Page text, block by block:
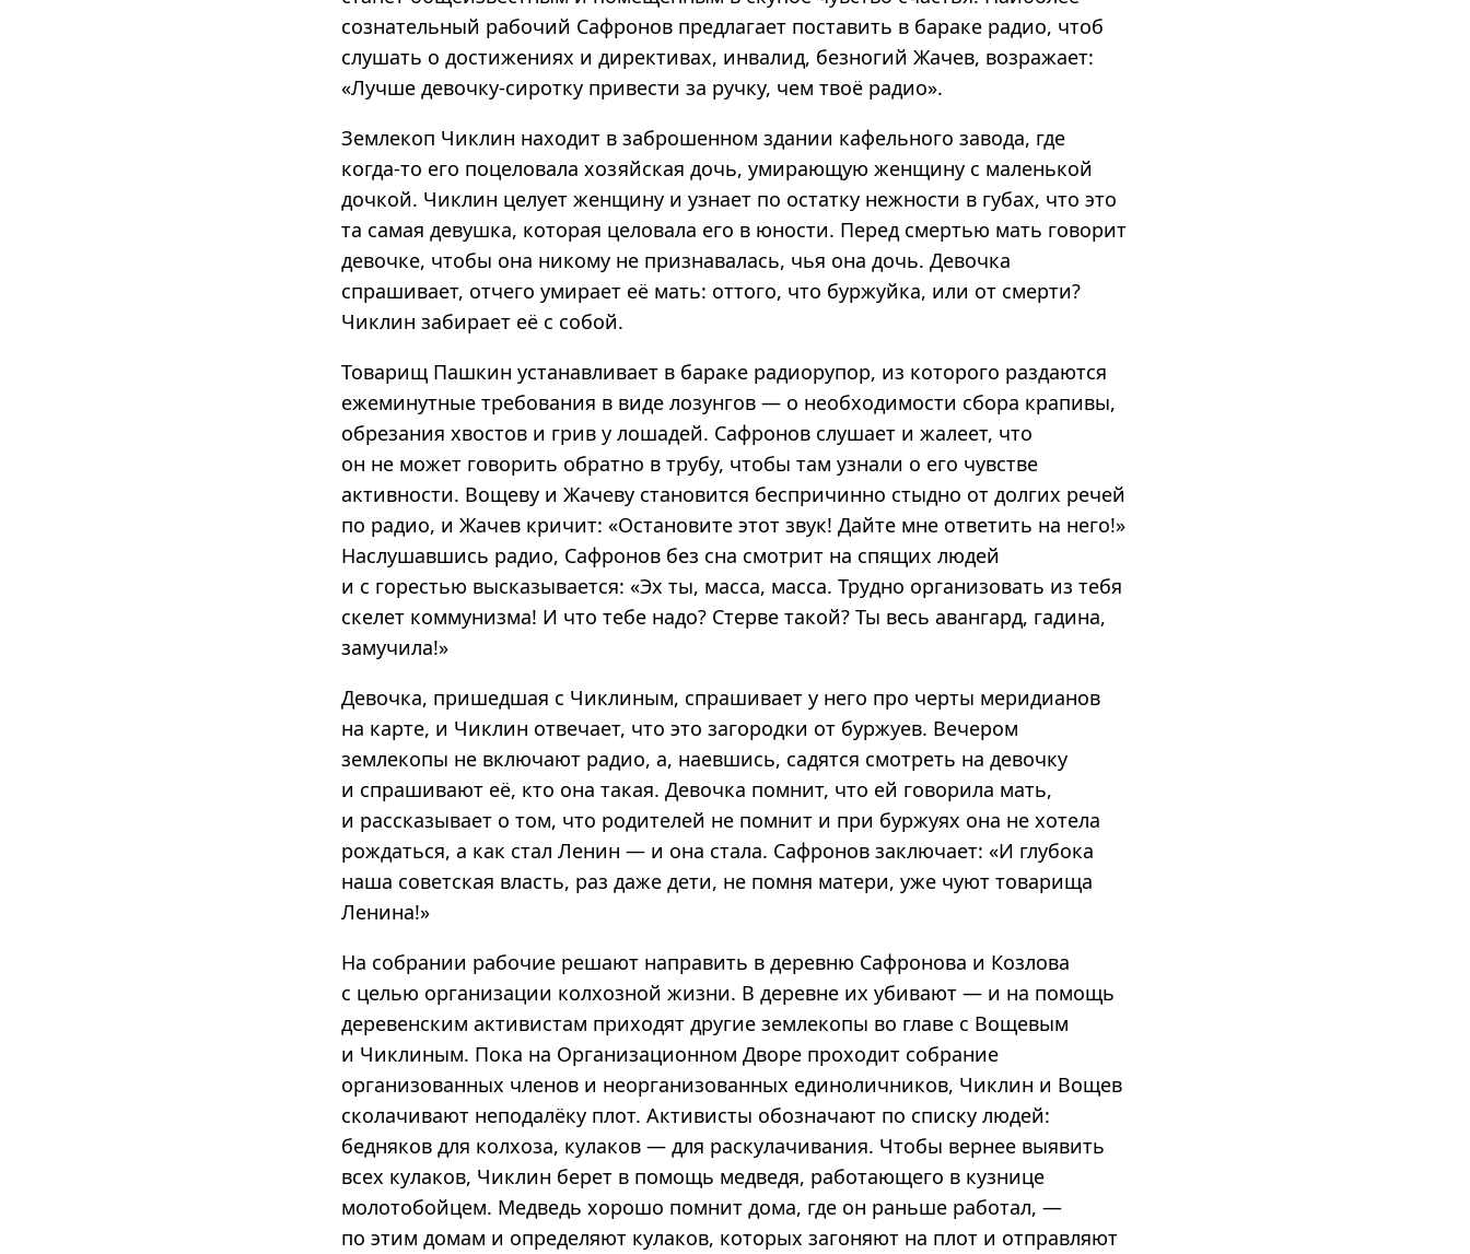
сознательный рабочий Сафронов предлагает поставить в бараке радио, чтоб
слушать о достижениях и директивах, инвалид, безногий Жачев, возражает:
«Лучше девочку-сиротку привести за ручку, чем твоё радио».
Землекоп Чиклин находит в заброшенном здании кафельного завода, где
когда-то его поцеловала хозяйская дочь, умирающую женщину с маленькой
дочкой. Чиклин целует женщину и узнает по остатку нежности в губах, что это
та самая девушка, которая целовала его в юности. Перед смертью мать говорит
девочке, чтобы она никому не признавалась, чья она дочь. Девочка
спрашивает, отчего умирает её мать: оттого, что буржуйка, или от смерти?
Чиклин забирает её с собой.
Товарищ Пашкин устанавливает в бараке радиорупор, из которого раздаются
ежеминутные требования в виде лозунгов — о необходимости сбора крапивы,
обрезания хвостов и грив у лошадей. Сафронов слушает и жалеет, что
он не может говорить обратно в трубу, чтобы там узнали о его чувстве
активности. Вощеву и Жачеву становится беспричинно стыдно от долгих речей
по радио, и Жачев кричит: «Остановите этот звук! Дайте мне ответить на него!»
Наслушавшись радио, Сафронов без сна смотрит на спящих людей
и с горестью высказывается: «Эх ты, масса, масса. Трудно организовать из тебя
скелет коммунизма! И что тебе надо? Стерве такой? Ты весь авангард, гадина,
замучила!»
Девочка, пришедшая с Чиклиным, спрашивает у него про черты меридианов
на карте, и Чиклин отвечает, что это загородки от буржуев. Вечером
землекопы не включают радио, а, наевшись, садятся смотреть на девочку
и спрашивают её, кто она такая. Девочка помнит, что ей говорила мать,
и рассказывает о том, что родителей не помнит и при буржуях она не хотела
рождаться, а как стал Ленин — и она стала. Сафронов заключает: «И глубока
наша советская власть, раз даже дети, не помня матери, уже чуют товарища
Ленина!»
На собрании рабочие решают направить в деревню Сафронова и Козлова
с целью организации колхозной жизни. В деревне их убивают — и на помощь
деревенским активистам приходят другие землекопы во главе с Вощевым
и Чиклиным. Пока на Организационном Дворе проходит собрание
организованных членов и неорганизованных единоличников, Чиклин и Вощев
сколачивают неподалёку плот. Активисты обозначают по списку людей:
бедняков для колхоза, кулаков — для раскулачивания. Чтобы вернее выявить
всех кулаков, Чиклин берет в помощь медведя, работающего в кузнице
молотобойцем. Медведь хорошо помнит дома, где он раньше работал, —
по этим домам и определяют кулаков, которых загоняют на плот и отправляют